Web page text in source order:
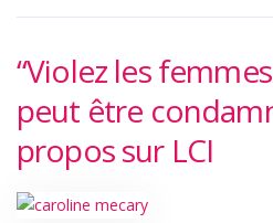
“Violez les
peut être
propos sur LCI